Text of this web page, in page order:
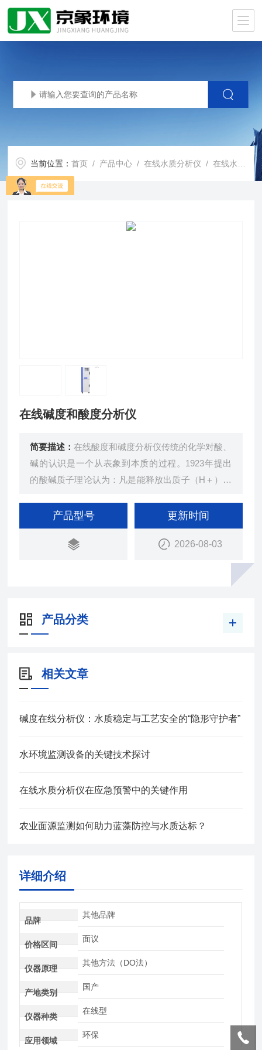
当前位置：首页 / 产品中心 /在线水质分析仪 /在线水质分析仪
在线碱度和酸度分析仪
简要描述：在线酸度和碱度分析仪传统的化学对酸、
碱的认识是一个从表象到本质的过程。1923年提出
的酸碱质子理论认为：凡是能释放出质子（H＋）的
与碱的关系可用下式表示为酸 质子 + 碱
产品型号 更新时间
2026-08-03
产品分类
相关文章
碱度在线分析仪：水质稳定与工艺安全的“隐形守护者”
水环境监测设备的关键技术探讨
在线水质分析仪在应急预警中的关键作用
农业面源监测如何助力蓝藻防控与水质达标？
详细介绍
品牌
其他品牌
价格区间
面议
仪器原理
其他方法（DO法）
产地类别
国产
仪器种类
在线型
应用领域
环保